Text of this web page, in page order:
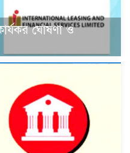
ঘোষণা ও